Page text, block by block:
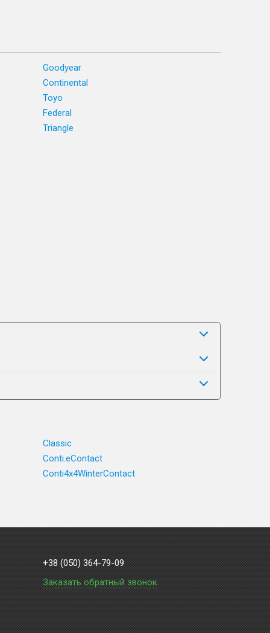
Goodyear
Continental
Toyo
Federal
Triangle
Classic
Conti.eContact
Conti4x4WinterContact
+38 (050) 364-79-09
Заказать обратный звонок